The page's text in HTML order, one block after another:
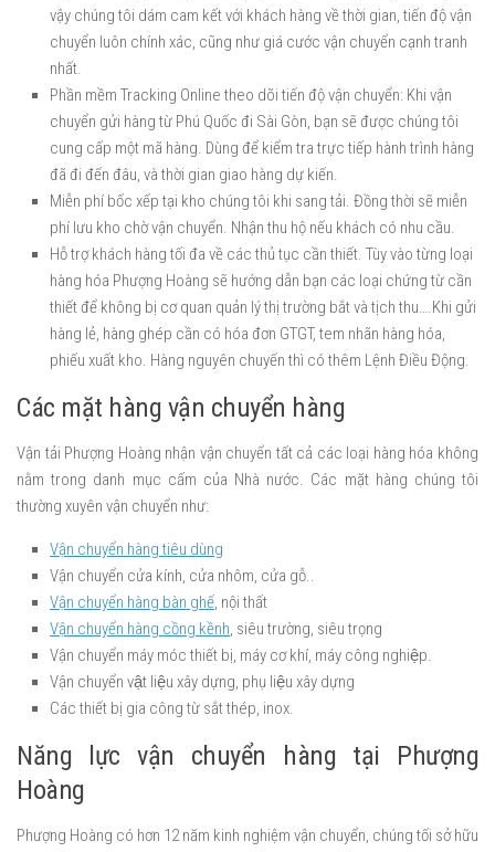
vậy chúng tôi dám cam kết với khách hàng về thời gian, tiến độ vận
chuyển luôn chính xác, cũng như giá cước vận chuyển cạnh tranh
nhất.
Phần mềm Tracking Online theo dõi tiến độ vận chuyển: Khi vận
chuyển gửi hàng từ Phú Quốc đi Sài Gòn, bạn sẽ được chúng tôi
cung cấp một mã hàng. Dùng để kiểm tra trực tiếp hành trình hàng
đã đi đến đâu, và thời gian giao hàng dự kiến.
Miễn phí bốc xếp tại kho chúng tôi khi sang tải. Đồng thời sẽ miễn
phí lưu kho chờ vận chuyển. Nhận thu hộ nếu khách có nhu cầu.
Hỗ trợ khách hàng tối đa về các thủ tục cần thiết. Tùy vào từng loại
hàng hóa Phượng Hoàng sẽ hướng dẫn bạn các loại chứng từ cần
thiết để không bị cơ quan quản lý thị trường bắt và tịch thu….Khi gửi
hàng lẻ, hàng ghép cần có hóa đơn GTGT, tem nhãn hàng hóa,
phiếu xuất kho. Hàng nguyên chuyến thì có thêm Lệnh Điều Động.
Các mặt hàng vận chuyển hàng
Vận tải Phượng Hoàng nhận vận chuyển tất cả các loại hàng hóa không
nằm trong danh mục cấm của Nhà nước. Các mặt hàng chúng tôi
thường xuyên vận chuyển như:
Vận chuyển hàng tiêu dùng
Vận chuyển cửa kính, cửa nhôm, cửa gỗ..
Vận chuyển hàng bàn ghế, nội thất
Vận chuyển hàng cồng kềnh, siêu trường, siêu trọng
Vận chuyển máy móc thiết bị, máy cơ khí, máy công nghiệp.
Vận chuyển vật liệu xây dựng, phụ liệu xây dựng
Các thiết bị gia công từ sắt thép, inox.
Năng lực vận chuyển hàng tại Phượng
Hoàng
Phượng Hoàng có hơn 12 năm kinh nghiệm vận chuyển, chúng tối sở hữu